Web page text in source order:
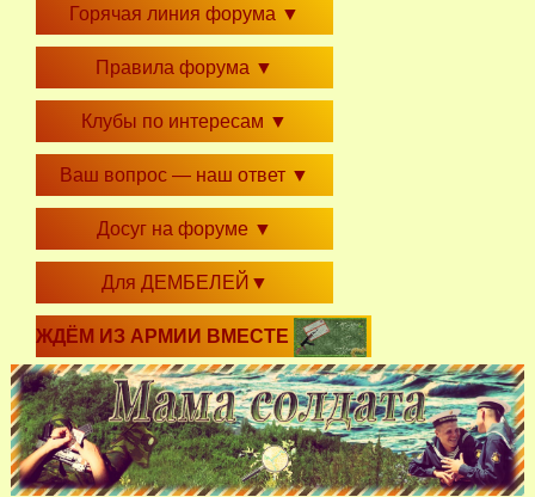
Горячая линия форума ▼
Правила форума ▼
Клубы по интересам ▼
Ваш вопрос — наш ответ ▼
Досуг на форуме ▼
Для ДЕМБЕЛЕЙ ▼
ЖДЁМ ИЗ АРМИИ ВМЕСТЕ